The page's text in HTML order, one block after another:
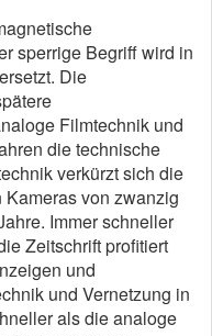
sperrige Begriff wird in
Die
Filmtechnik und
die technische
verkürzt sich die
von zwanzig
Immer schneller
Zeitschrift profitiert
und
und Vernetzung in
als die analoge